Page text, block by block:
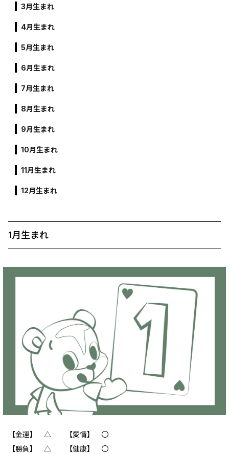
3月生まれ
4月生まれ
5月生まれ
6月生まれ
7月生まれ
8月生まれ
9月生まれ
10月生まれ
11月生まれ
12月生まれ
1月生まれ
【金運】 △ 【愛情】 〇
【勝負】 △ 【健康】 〇